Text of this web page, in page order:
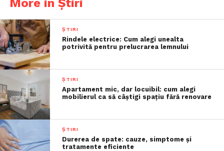
More in Știri
ȘTIRI
Rindele electrice: Cum alegi unealta
potrivită pentru prelucrarea lemnului
ȘTIRI
Apartament mic, dar locuibil: cum alegi
mobilierul ca să câștigi spațiu fără renovare
ȘTIRI
Durerea de spate: cauze, simptome și
tratamente eficiente